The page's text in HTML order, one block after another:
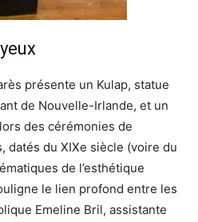
présente un Kulap, statue
de Nouvelle-Irlande, et un
des cérémonies de
datés du XIXe siècle (voire du
de l’esthétique
le lien profond entre les
Emeline Bril, assistante